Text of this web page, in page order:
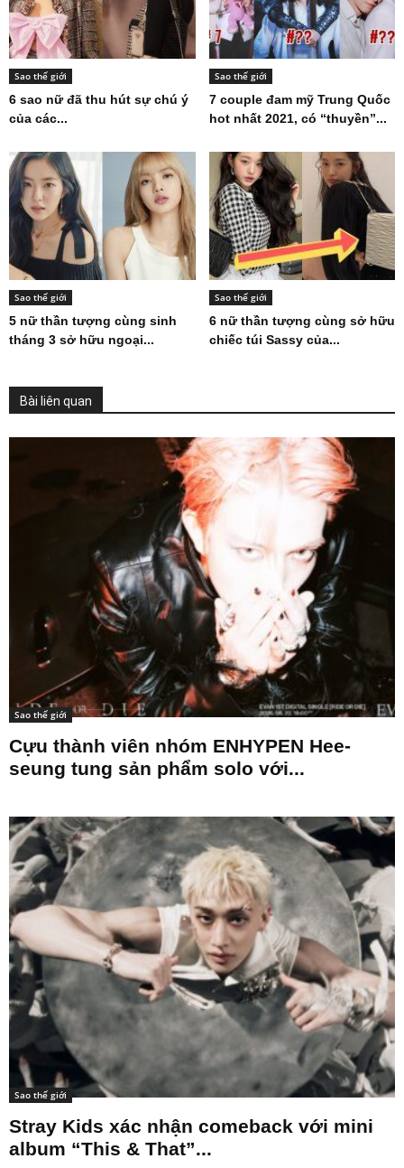
Sao thế giới
6 sao nữ đã thu hút sự chú ý
của các...
Sao thế giới
7 couple đam mỹ Trung Quốc
hot nhất 2021, có “thuyền”...
Sao thế giới
5 nữ thần tượng cùng sinh
tháng 3 sở hữu ngoại...
Sao thế giới
6 nữ thần tượng cùng sở hữu
chiếc túi Sassy của...
Bài liên quan
Sao thế giới
Cựu thành viên nhóm ENHYPEN Hee-
seung tung sản phẩm solo với...
Sao thế giới
Stray Kids xác nhận comeback với mini
album “This & That”...